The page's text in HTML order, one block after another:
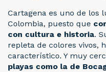
Cartagena es uno de los
Colombia, puesto que
con cultura e historia.
repleta de colores vivos,
característico. Y muy
playas como la de